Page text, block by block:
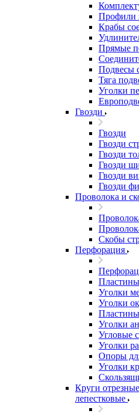
Профили
Крабы
Прямые
Подвесы
Тяга
Уголки
Гвозди
Гвозди
Гвозди
Гвозди
Гвозди
Гвозди
Гвозди
Проволока и
Скобы
Перфорация
Уголки
Уголки
Уголки
Угловые
Уголки
Опоры
Уголки
Круги
лепестковые